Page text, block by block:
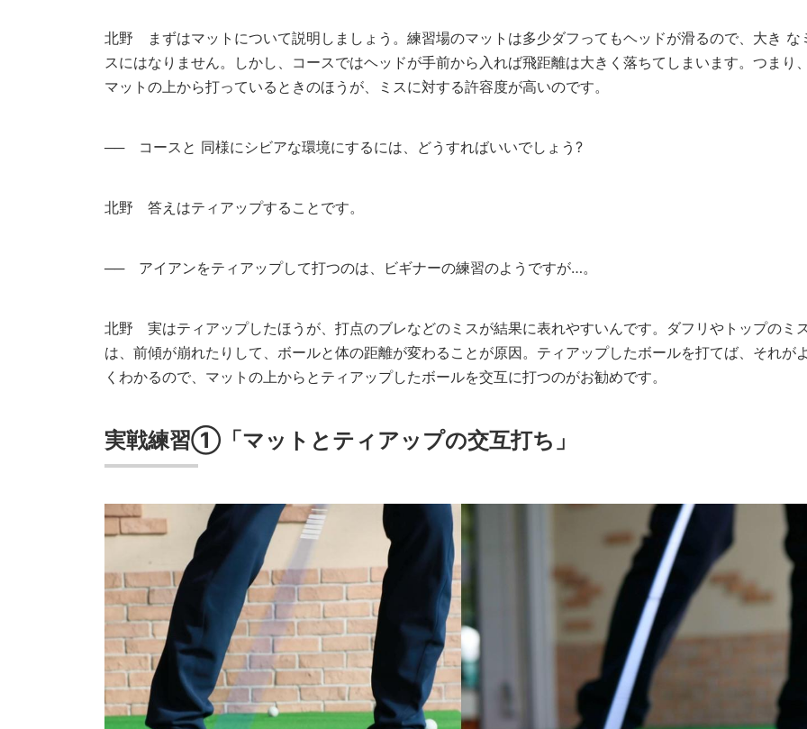
北野 まずはマットについて説明しましょう。練習場のマットは多少ダフってもヘッドが滑るので、大き な
スにはなりません。しかし、コースではヘッドが手前から入れば飛距離は大きく落ちてしまいます。つまり
マットの上から打っているときのほうが、ミスに対する許容度が高いのです。
── コースと 同様にシビアな環境にするには、どうすればいいでしょう?
北野 答えはティアップすることです。
── アイアンをティアップして打つのは、ビギナーの練習のようですが…。
北野 実はティアップしたほうが、打点のブレなどのミスが結果に表れやすいんです。ダフリやトップのミ
は、前傾が崩れたりして、ボールと体の距離が変わることが原因。ティアップしたボールを打てば、それが
くわかるので、マットの上からとティアップしたボールを交互に打つのがお勧めです。
実戦練習①「マットとティアップの交互打ち」